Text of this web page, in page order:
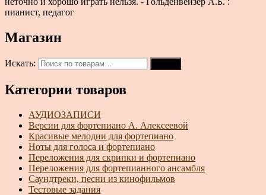
пианист, педагог
Магазин
Искать:
Категории товаров
АУДИОЗАПИСИ
Версии для фортепиано А. Алексеевой
Красивые мелодии для фортепиано
Ноты для голоса и фортепиано
Переложения для скрипки и фортепиано
Переложения для фортепианного ансамбля
Саундтреки, песни из кинофильмов
Тестовые задания